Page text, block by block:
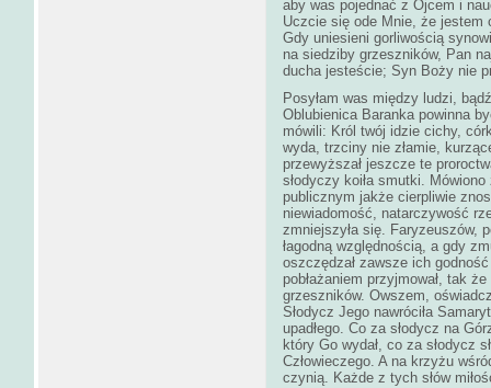
aby was pojednać z Ojcem i
Uczcie się ode Mnie, że jestem
Gdy uniesieni gorliwością
na siedziby grzeszników, Pan
ducha jesteście; Syn Boży nie
Posyłam was między ludzi,
Oblubienica Baranka powinna
mówili: Król twój idzie cichy,
wyda, trzciny nie złamie,
przewyższał jeszcze te
słodyczy koiła smutki.
publicznym jakże cierpliwie
niewiadomość, natarczywość
zmniejszyła się. Faryzeuszów,
łagodną względnością, a gdy
oszczędzał zawsze ich
pobłażaniem przyjmował, tak
grzeszników. Owszem,
Słodycz Jego nawróciła
upadłego. Co za słodycz na
który Go wydał, co za słodycz
Człowieczego. A na krzyżu
czynią. Każde z tych słów